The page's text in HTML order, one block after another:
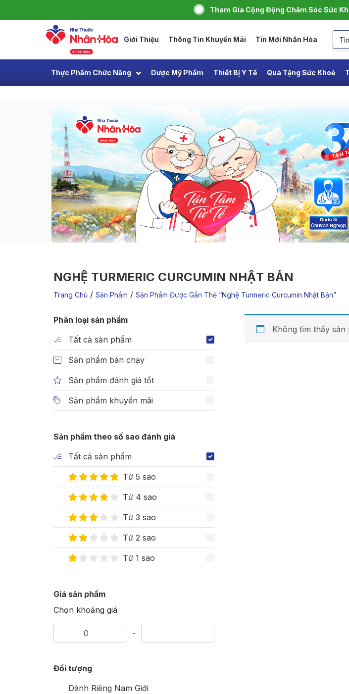
Tham Gia Cộng Động Chăm Sóc Sức
Giới Thiệu Thông Tin Khuyến Mãi Tin Mới Nhân Hòa
Thực Phẩm Chức Năng Dược Mỹ Phẩm Thiết Bị Y Tế Quà Tặng Sức Khoẻ
NGHỆ TURMERIC CURCUMIN NHẬT BẢN
Trang Chủ / Sản Phẩm / Sản Phẩm Được Gắn Thẻ “nghệ Turmeric Curcumin Nhật Bản”
Phân loại sản phẩm
Tất cả sản phẩm
Sản phẩm bán chạy
Sản phẩm đánh giá tốt
Sản phẩm khuyến mãi
Sản phẩm theo số sao đánh giá
Tất cả sản phẩm
Từ 5 sao
Từ 4 sao
Từ 3 sao
Từ 2 sao
Từ 1 sao
Giá sản phẩm
Chọn khoảng giá
-
Đối tượng
Dành Riêng Nam Giới
Không tìm thấy